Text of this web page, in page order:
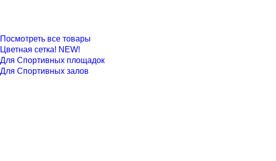
Посмотреть все товары
Цветная сетка! NEW!
Для Спортивных площадок
Для Спортивных залов